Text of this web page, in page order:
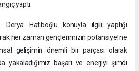
yaptı.
Derya Hatiboğlu konuyla ilgili yaptığı
her zaman gençlerimizin potansiyeline
gelişimin önemli bir parçası olarak
yakaladığımız başarı ve enerjiyi şimdi